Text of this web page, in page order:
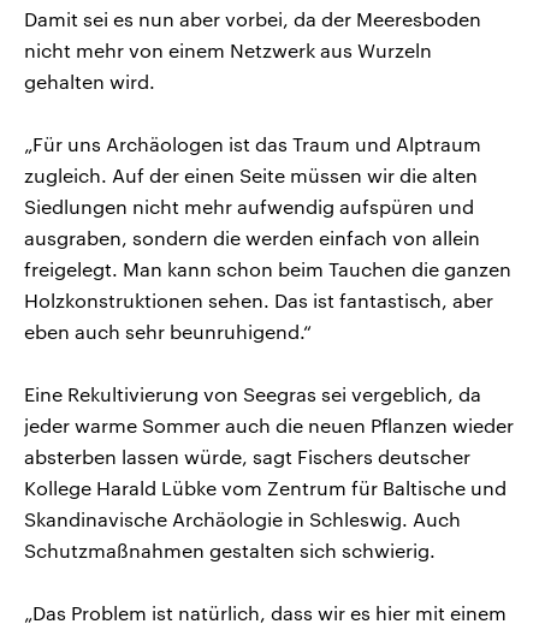
Damit sei es nun aber vorbei, da der Meeresboden
nicht mehr von einem Netzwerk aus Wurzeln
gehalten wird.
„Für uns Archäologen ist das Traum und Alptraum
zugleich. Auf der einen Seite müssen wir die alten
Siedlungen nicht mehr aufwendig aufspüren und
ausgraben, sondern die werden einfach von allein
freigelegt. Man kann schon beim Tauchen die ganzen
Holzkonstruktionen sehen. Das ist fantastisch, aber
eben auch sehr beunruhigend.“
Eine Rekultivierung von Seegras sei vergeblich, da
jeder warme Sommer auch die neuen Pflanzen wieder
absterben lassen würde, sagt Fischers deutscher
Kollege Harald Lübke vom Zentrum für Baltische und
Skandinavische Archäologie in Schleswig. Auch
Schutzmaßnahmen gestalten sich schwierig.
„Das Problem ist natürlich, dass wir es hier mit einem